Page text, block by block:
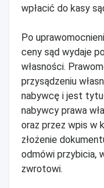
wpłacić do kasy
Po
ceny sąd wydaje
własności.
przysądzeniu
nabywcę i jest
nabywcy prawa
oraz przez wpis w
złożenie
odmówi przybicia,
zwrotowi.